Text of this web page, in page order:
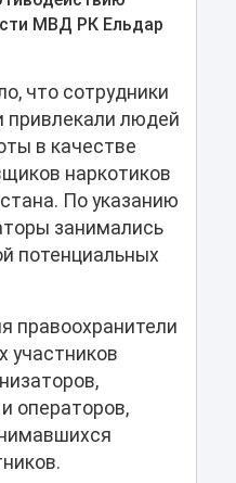
МВД РК Ельдар
что сотрудники
привлекали людей
в качестве
наркотиков
По указанию
занимались
потенциальных
правоохранители
участников
операторов,